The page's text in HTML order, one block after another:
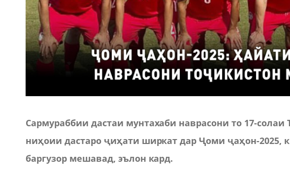
Сармураббии дастаи мунтахаби наврасони то 17-
ниҳоии дастаро ҷиҳати ширкат дар Ҷоми ҷаҳон-2025,
баргузор мешавад, эълон кард.